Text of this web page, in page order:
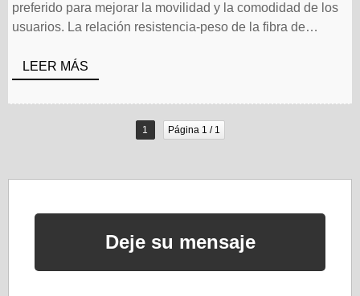
preferido para mejorar la movilidad y la comodidad de los
usuarios. La relación resistencia-peso de la fibra de
fibra de carbono es su excepcional relación resistencia-
peso. Los [...]
LEER MÁS
1 Página 1 / 1
Deje su mensaje